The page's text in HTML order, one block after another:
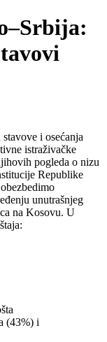
i osećanja
istraživačke
pogleda o nizu
Republike
unutrašnjeg
na Kosovu. U
(43%) i